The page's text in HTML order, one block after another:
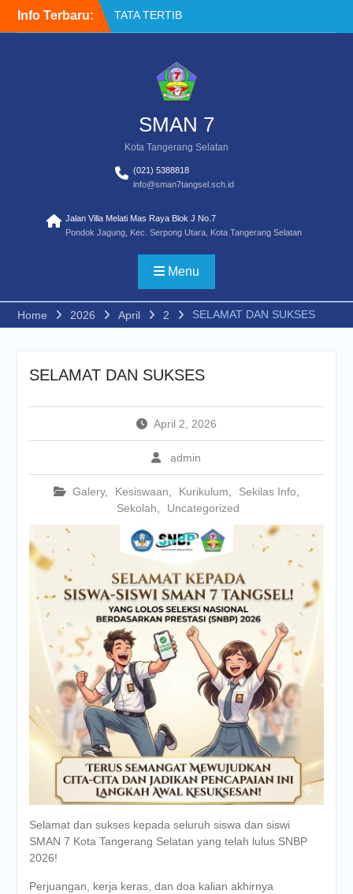
Info Terbaru:
TATA TERTIB
Akses Buku Resmi
Sistem Informasi
Perbukuan Indonesia (SIBI)
WELCOME BACK TO
SMAN 7
Kota Tangerang Selatan
(021) 5388818
info@sman7tangsel.sch.id
Jalan Villa Melati Mas Raya Blok J No.7
Pondok Jagung, Kec. Serpong Utara, Kota Tangerang Selatan
Menu
Home 2026 April 2 SELAMAT DAN SUKSES
SELAMAT DAN SUKSES
April 2, 2026
admin
Galery, Kesiswaan Kurikulum Sekilas Info
Sekolah
Uncategorized
Selamat dan sukses kepada seluruh siswa dan siswi
SMAN 7 Kota Tangerang Selatan yang telah lulus SNBP
2026!
Perjuangan, kerja keras, dan doa kalian akhirnya